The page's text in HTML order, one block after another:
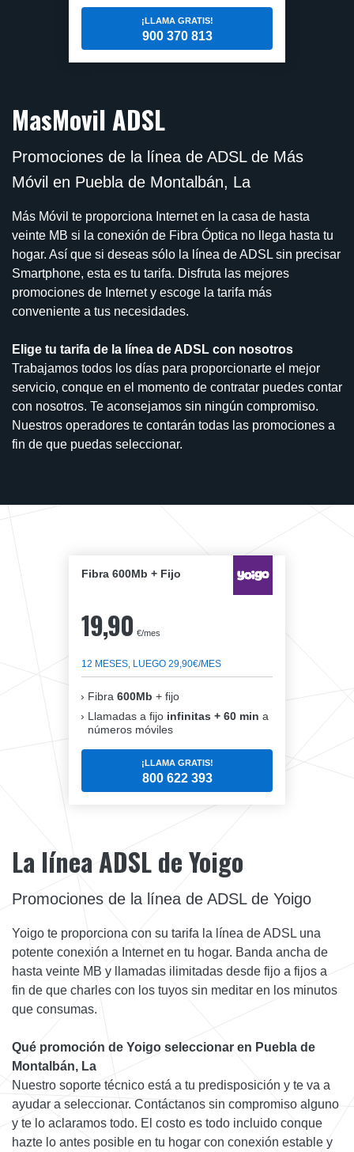
¡LLAMA GRATIS!
900 370 813
MasMovil ADSL
Promociones de la línea de ADSL de Más
Móvil en Puebla de Montalbán, La
Más Móvil te proporciona Internet en la casa de hasta
veinte MB si la conexión de Fibra Óptica no llega hasta tu
hogar. Así que si deseas sólo la línea de ADSL sin precisar
Smartphone, esta es tu tarifa. Disfruta las mejores
promociones de Internet y escoge la tarifa más
conveniente a tus necesidades.
Elige tu tarifa de la línea de ADSL con nosotros
Trabajamos todos los días para proporcionarte el mejor
servicio, conque en el momento de contratar puedes contar
con nosotros. Te aconsejamos sin ningún compromiso.
Nuestros operadores te contarán todas las promociones a
fin de que puedas seleccionar.
Fibra 600Mb + Fijo
19,90 €/mes
12 MESES, LUEGO 29,90€/MES
Fibra 600Mb + fijo
Llamadas a fijo infinitas + 60 min a
números móviles
¡LLAMA GRATIS!
800 622 393
La línea ADSL de Yoigo
Promociones de la línea de ADSL de Yoigo
Yoigo te proporciona con su tarifa la línea de ADSL una
potente conexión a Internet en tu hogar. Banda ancha de
hasta veinte MB y llamadas ilimitadas desde fijo a fijos a
fin de que charles con los tuyos sin meditar en los minutos
que consumas.
Qué promoción de Yoigo seleccionar en Puebla de
Montalbán, La
Nuestro soporte técnico está a tu predisposición y te va a
ayudar a seleccionar. Contáctanos sin compromiso alguno
y te lo aclaramos todo. El costo es todo incluido conque
hazte lo antes posible en tu hogar con conexión estable y